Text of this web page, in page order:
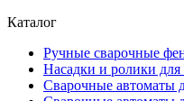
Каталог
Ручные сварочные
Насадки и ролики
Сварочные автоматы